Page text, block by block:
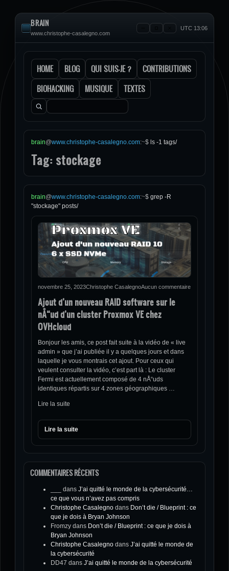
BRAIN
www.christophe-casalegno.com
UTC 13:06
HOME BLOG QUI SUIS-JE ?
CONTRIBUTIONS
BIOHACKING
MUSIQUE TEXTES
Rechercher :
brain@www.christophe-casalegno.com:~$ ls -1 tags/
Tag: stockage
brain@www.christophe-casalegno.com:~$ grep -R
"stockage" posts/
novembre 25, 2023Christophe CasalegnoAucun commentaire
Ajout d’un nouveau RAID software sur le
nÅ“ud d’un cluster Proxmox VE chez
OVHcloud
Bonjour les amis, ce post fait suite à la vidéo de « live
admin » que j’ai publiée il y a quelques jours et dans
laquelle je vous montrais cet ajout. Pour ceux qui
veulent consulter la vidéo, c’est part là : Le cluster
Fermi est actuellement composé de 4 nÅ“uds
identiques répartis sur 4 zones géographiques …
Lire la suite
Lire la suite
COMMENTAIRES RÉCENTS
dans J’ai quitté le monde de la cybersécurité…
ce que vous n’avez pas compris
Christophe Casalegno dans Don’t die / Blueprint : ce
que je dois à Bryan Johnson
Fromzy dans Don’t die / Blueprint : ce que je dois à
Bryan Johnson
Christophe Casalegno dans J’ai quitté le monde de
la cybersécurité
DD47 dans J’ai quitté le monde de la cybersécurité